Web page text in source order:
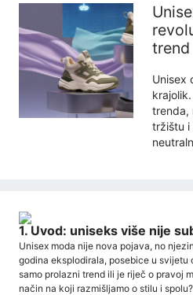
trend
Unisex
trenda,
tržištu i
1. Uvod: uniseks više nije
Unisex moda nije nova pojava, no
godina eksplodirala, posebice u svijetu
samo prolazni trend ili je riječ o pravoj
način na koji razmišljamo o stilu i